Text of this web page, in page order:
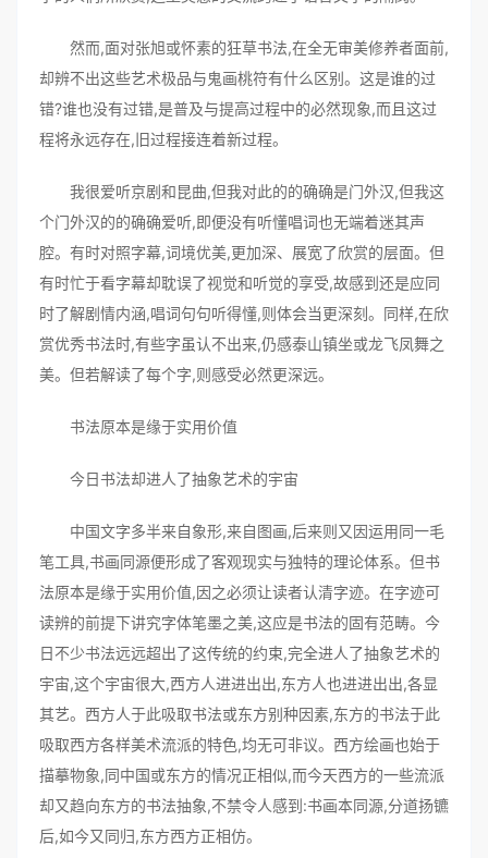
然而,面对张旭或怀素的狂草书法,在全无审美修养者面前,
却辨不出这些艺术极品与鬼画桃符有什么区别。这是谁的过
错?谁也没有过错,是普及与提高过程中的必然现象,而且这过
程将永远存在,旧过程接连着新过程。
我很爱听京剧和昆曲,但我对此的的确确是门外汉,但我这
个门外汉的的确确爱听,即便没有听懂唱词也无端着迷其声
腔。有时对照字幕,词境优美,更加深、展宽了欣赏的层面。但
有时忙于看字幕却耽误了视觉和听觉的享受,故感到还是应同
时了解剧情内涵,唱词句句听得懂,则体会当更深刻。同样,在欣
赏优秀书法时,有些字虽认不出来,仍感泰山镇坐或龙飞凤舞之
美。但若解读了每个字,则感受必然更深远。
书法原本是缘于实用价值
今日书法却进人了抽象艺术的宇宙
中国文字多半来自象形,来自图画,后来则又因运用同一毛
笔工具,书画同源便形成了客观现实与独特的理论体系。但书
法原本是缘于实用价值,因之必须让读者认清字迹。在字迹可
读辨的前提下讲究字体笔墨之美,这应是书法的固有范畴。今
日不少书法远远超出了这传统的约束,完全进人了抽象艺术的
宇宙,这个宇宙很大,西方人进进出出,东方人也进进出出,各显
其艺。西方人于此吸取书法或东方别种因素,东方的书法于此
吸取西方各样美术流派的特色,均无可非议。西方绘画也始于
描摹物象,同中国或东方的情况正相似,而今天西方的一些流派
却又趋向东方的书法抽象,不禁令人感到:书画本同源,分道扬镳
后,如今又同归,东方西方正相仿。